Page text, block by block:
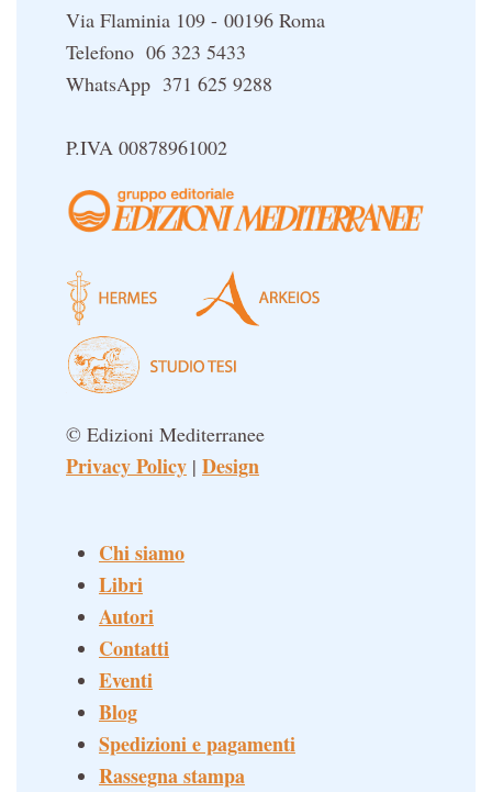
Via Flaminia 109 - 00196 Roma
Telefono 06 323 5433
WhatsApp 371 625 9288
P.IVA 00878961002
© Edizioni Mediterranee
Privacy Policy | Design
Chi siamo
Libri
Autori
Contatti
Eventi
Blog
Spedizioni e pagamenti
Rassegna stampa